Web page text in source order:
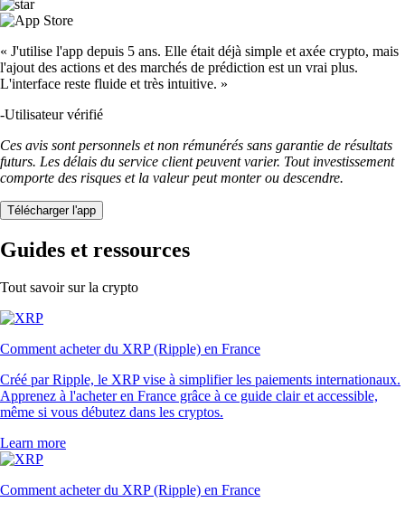
« J'utilise l'app depuis 5 ans. Elle était déjà simple et axée crypto, mais
l'ajout des actions et des marchés de prédiction est un vrai plus.
L'interface reste fluide et très intuitive. »
-Utilisateur vérifié
Ces avis sont personnels et non rémunérés sans garantie de résultats
futurs. Les délais du service client peuvent varier. Tout investissement
comporte des risques et la valeur peut monter ou descendre.
Télécharger l'app
Guides et ressources
Tout savoir sur la crypto
Comment acheter du XRP (Ripple) en France
Créé par Ripple, le XRP vise à simplifier les paiements internationaux.
Apprenez à l'acheter en France grâce à ce guide clair et accessible,
même si vous débutez dans les cryptos.
Learn more
Comment acheter du XRP (Ripple) en France